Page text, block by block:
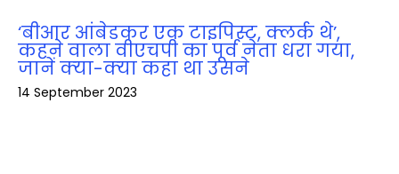
‘बीआर आंबेडकर एक टाइपिस्ट, क्लर्क थे’,
कहने वाला वीएचपी का पूर्व नेता धरा गया,
जानें क्‍या-क्‍या कहा था उसने
14 September 2023